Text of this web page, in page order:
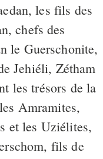
les fils des
chefs des
le Guerschonite,
Jehiéli, Zétham
les trésors de la
Amramites,
et les Uziélites,
fils de